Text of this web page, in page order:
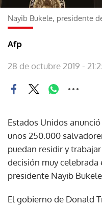
Nayib Bukele, presidente
Afp
28 de octubre 2019 -
Estados Unidos
unos 250.000
puedan residir y
decisión muy celebrada
presidente Nayib Bukele.
El gobierno de Donald